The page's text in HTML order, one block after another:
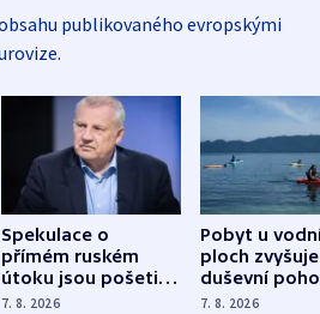
publikovaného evropskými
Spekulace o
přímém ruském
útoku jsou pošetilé,
míní estonský
7. 8. 2026
Pobyt u
ploch zvyšuje
duševní
ukázala
7. 8. 2026